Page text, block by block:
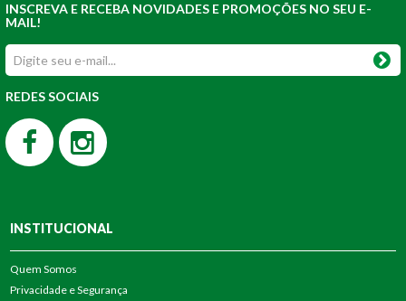
INSCREVA E RECEBA NOVIDADES E PROMOÇÕES NO SEU E-
MAIL!
REDES SOCIAIS
INSTITUCIONAL
Quem Somos
Privacidade e Segurança